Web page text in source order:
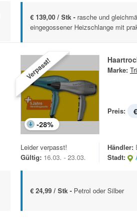
€ 139,00 / Stk - rasche und
eingegossener Heizschlange mit
Verpasst!
-28%
Marke:
Preis:
Leider verpasst!
Gültig: 16.03. - 23.03.
Händler:
Stadt:
€ 24,99 / Stk - Petrol oder Silber